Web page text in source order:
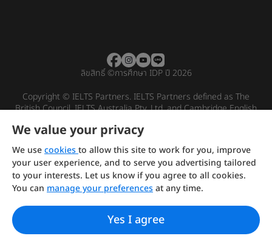
ลิขสิทธิ์©การศึกษา IDP ปี 2026
Copyright © IELTS Partners. IELTS Partners defined as The
British Council, IELTS Australia Pty. Ltd. and Cambridge English
Investors
Terms of use Privacy policy Disclaimer
We value your privacy
We usecookiesto allow this site to work for you, improve
your user experience, and to serve you advertising tailored
to your interests. Let us know if you agree to all cookies.
You can manage your preferencesat any time.
Yes I agree